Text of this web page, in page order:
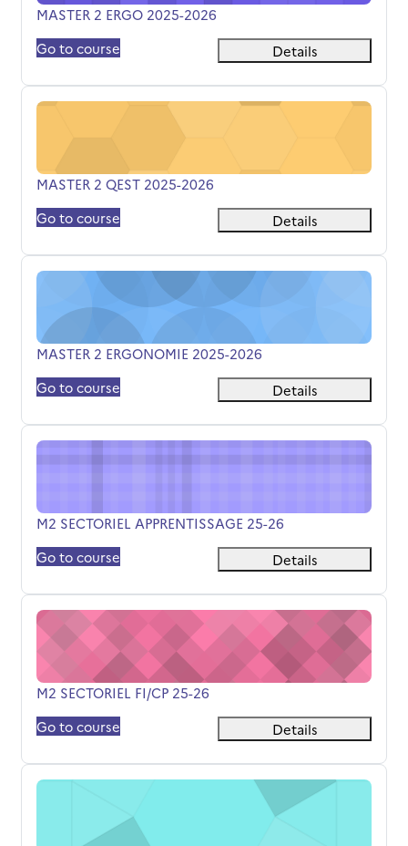
Όνομα μαθήματος
MASTER 2 ERGO 2025-2026
Go to course
Details
MASTER 2 QEST 2025-2026
Όνομα μαθήματος
MASTER 2 QEST 2025-2026
Go to course
Details
MASTER 2 ERGONOMIE 2025-2026
Όνομα μαθήματος
MASTER 2 ERGONOMIE 2025-2026
Go to course
Details
M2 SECTORIEL APPRENTISSAGE 25-26
Όνομα μαθήματος
M2 SECTORIEL APPRENTISSAGE 25-26
Go to course
Details
M2 SECTORIEL FI/CP 25-26
Όνομα μαθήματος
M2 SECTORIEL FI/CP 25-26
Go to course
Details
MASTER 2 HB APPRENTISSAGE 25-26